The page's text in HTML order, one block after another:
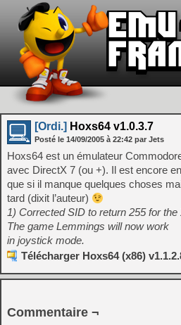
[Ordi.] Hoxs64 v1.0.3.7
Posté le 14/09/2005 à 22:42 par Jets
Hoxs64 est un émulateur
avec DirectX 7 (ou +). Il est encore
que si il manque quelques choses
tard (dixit l’auteur)
1) Corrected SID to return 255 for
The game Lemmings will now work
in joystick mode.
Télécharger Hoxs64 (x86)
Commentaire ¬